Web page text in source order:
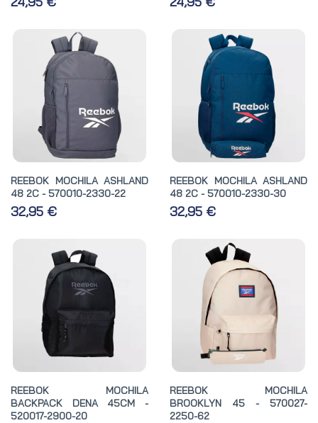
REEBOK MOCHILA ASHLAND
48 2C - 570010-2330-22
32,95 €
REEBOK MOCHILA ASHLAND
48 2C - 570010-2330-30
32,95 €
REEBOK MOCHILA
BACKPACK DENA 45CM -
520017-2900-20
REEBOK MOCHILA
BROOKLYN 45 - 570027-
2250-62